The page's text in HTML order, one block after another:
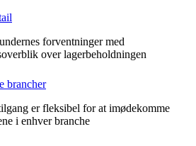
forventninger med
over lagerbeholdningen
brancher
er fleksibel for at imødekomme
i enhver branche